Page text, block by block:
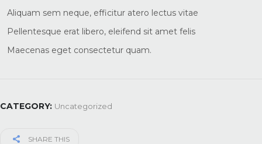
Aliquam sem neque, efficitur atero lectus vitae
Pellentesque erat libero, eleifend sit amet felis
Maecenas eget consectetur quam.
CATEGORY: Uncategorized
SHARE THIS